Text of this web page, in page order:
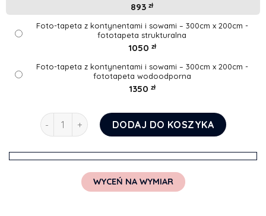
893 zł
Foto-tapeta z kontynentami i sowami – 300cm x 200cm -
fototapeta strukturalna
1050 zł
Foto-tapeta z kontynentami i sowami – 300cm x 200cm -
fototapeta wodoodporna
1350 zł
ilość Foto-tapeta z kontynentami i sowami
DODAJ DO KOSZYKA
WYCEŃ NA WYMIAR